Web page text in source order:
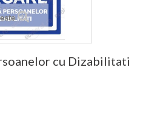
cu Dizabilitati